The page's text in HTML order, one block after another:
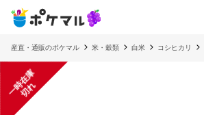
産直・通販のポケマル 米・穀類 白米 コシヒカリ
一
時
在
庫
切
れ